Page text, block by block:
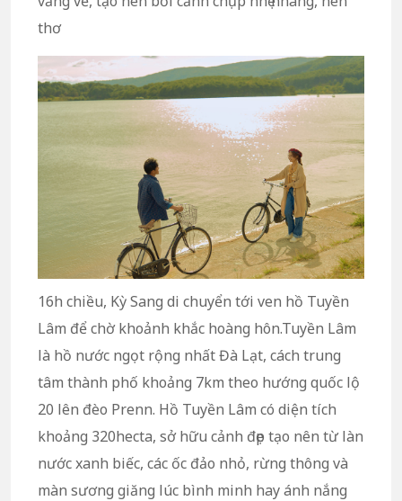
thơ
16h chiều, Kỳ Sang di chuyển tới ven hồ Tuyền
Lâm để chờ khoảnh khắc hoàng hôn.Tuyền Lâm
là hồ nước ngọt rộng nhất Đà Lạt, cách trung
tâm thành phố khoảng 7km theo hướng quốc lộ
20 lên đèo Prenn. Hồ Tuyền Lâm có diện tích
khoảng 320hecta, sở hữu cảnh đẹp tạo nên từ làn
nước xanh biếc, các ốc đảo nhỏ, rừng thông và
màn sương giăng lúc bình minh hay ánh nắng